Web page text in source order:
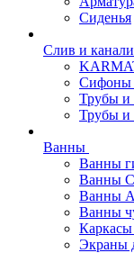
Сиденья
Слив и
Сифоны
Трубы и
Трубы и
Ванны
Ванны
Ванны
Ванны
Ванны
Каркасы
Экраны